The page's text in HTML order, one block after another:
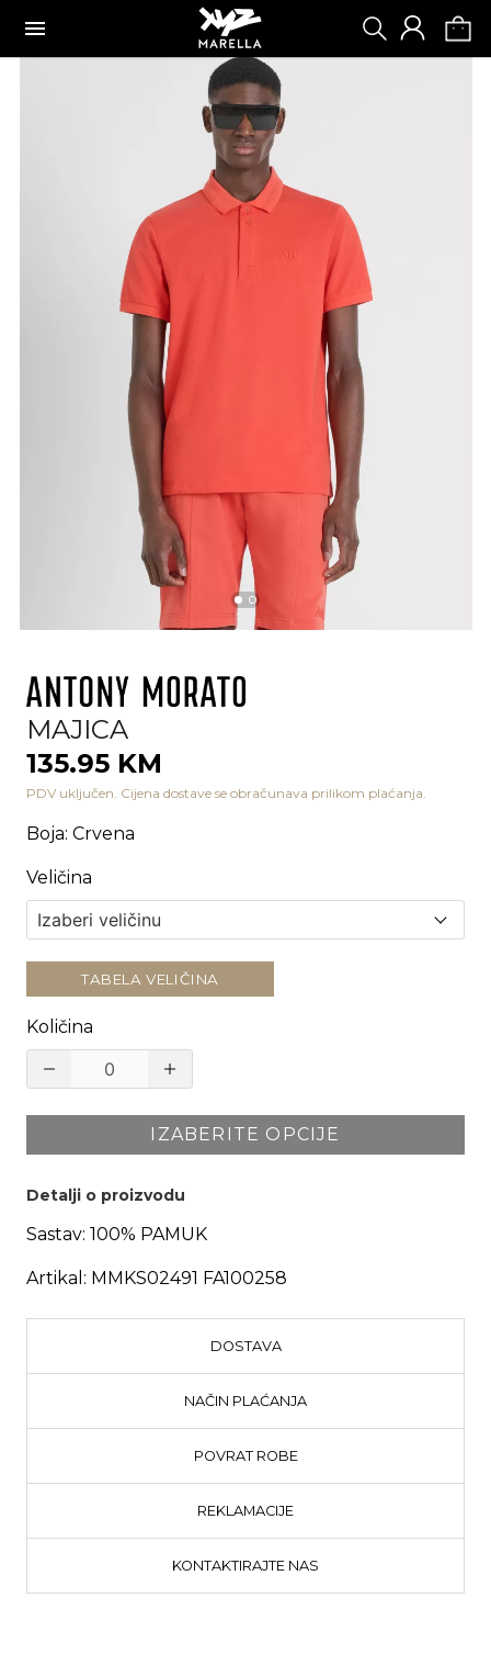
MAJICA
135.95 KM
PDV uključen. Cijena dostave se obračunava prilikom plaćanja.
Boja: Crvena
Veličina
TABELA VELIČINA
Količina
IZABERITE OPCIJE
Detalji o proizvodu
Sastav: 100% PAMUK
Artikal: MMKS02491 FA100258
DOSTAVA
NAČIN PLAĆANJA
POVRAT ROBE
REKLAMACIJE
KONTAKTIRAJTE NAS